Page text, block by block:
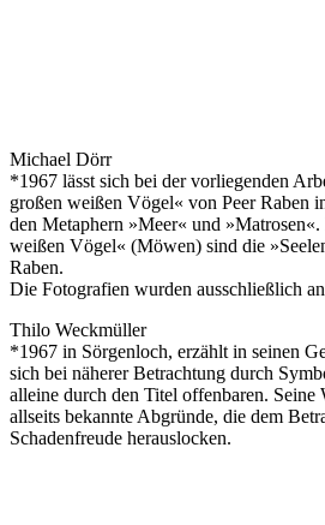
Michael Dörr
*1967 lässt sich bei der vorliegenden
großen weißen Vögel« von Peer Raben
den Metaphern »Meer« und
weißen Vögel« (Möwen) sind die
Raben.
Die Fotografien wurden ausschließlich
Thilo Weckmüller
*1967 in Sörgenloch, erzählt in seinen
sich bei näherer Betrachtung durch
alleine durch den Titel offenbaren. Seine
allseits bekannte Abgründe, die dem
Schadenfreude herauslocken.